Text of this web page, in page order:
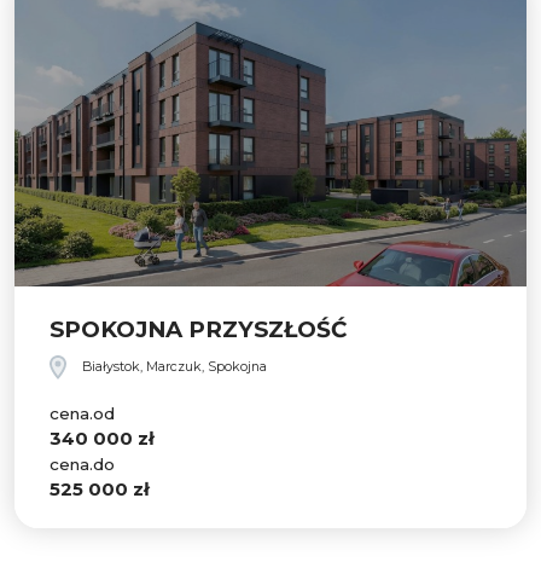
SPOKOJNA PRZYSZŁOŚĆ
Białystok, Marczuk, Spokojna
cena.od
340 000 zł
cena.do
525 000 zł